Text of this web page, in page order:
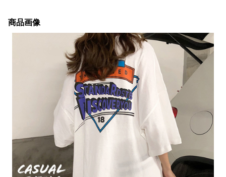
商品画像